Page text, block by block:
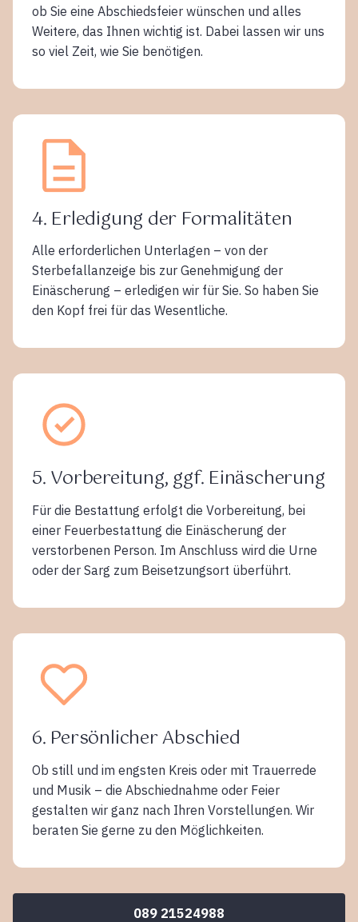
ob Sie eine Abschiedsfeier wünschen und alles
Weitere, das Ihnen wichtig ist. Dabei lassen wir uns
so viel Zeit, wie Sie benötigen.
4. Erledigung der Formalitäten
Alle erforderlichen Unterlagen – von der
Sterbefallanzeige bis zur Genehmigung der
Einäscherung – erledigen wir für Sie. So haben Sie
den Kopf frei für das Wesentliche.
5. Vorbereitung, ggf. Einäscherung
Für die Bestattung erfolgt die Vorbereitung, bei
einer Feuerbestattung die Einäscherung der
verstorbenen Person. Im Anschluss wird die Urne
oder der Sarg zum Beisetzungsort überführt.
6. Persönlicher Abschied
Ob still und im engsten Kreis oder mit Trauerrede
und Musik – die Abschiednahme oder Feier
gestalten wir ganz nach Ihren Vorstellungen. Wir
beraten Sie gerne zu den Möglichkeiten.
089 21524988